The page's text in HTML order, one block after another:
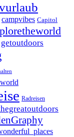
campvibes Capitol
getoutdoors
Radreisen